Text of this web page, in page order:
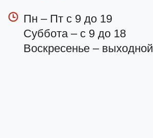
Пн – Пт с 9 до 19
Суббота – с 9 до 18
Воскресенье – выходной